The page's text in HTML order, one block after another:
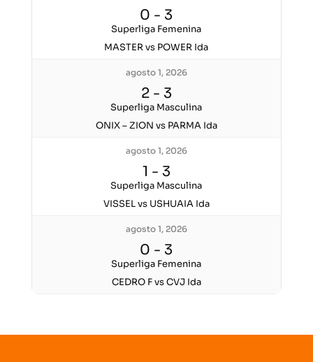
0 - 3
Superliga Femenina
MASTER vs POWER Ida
agosto 1, 2026
2- 3
Superliga Masculina
ONIX – ZION vs PARMA Ida
agosto 1, 2026
1 - 3
Superliga Masculina
VISSEL vs USHUAIA Ida
agosto 1, 2026
0 - 3
Superliga Femenina
CEDRO F vs CVJ Ida